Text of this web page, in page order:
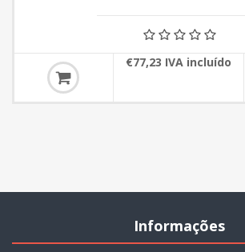
€77,23 IVA incluído
Informações